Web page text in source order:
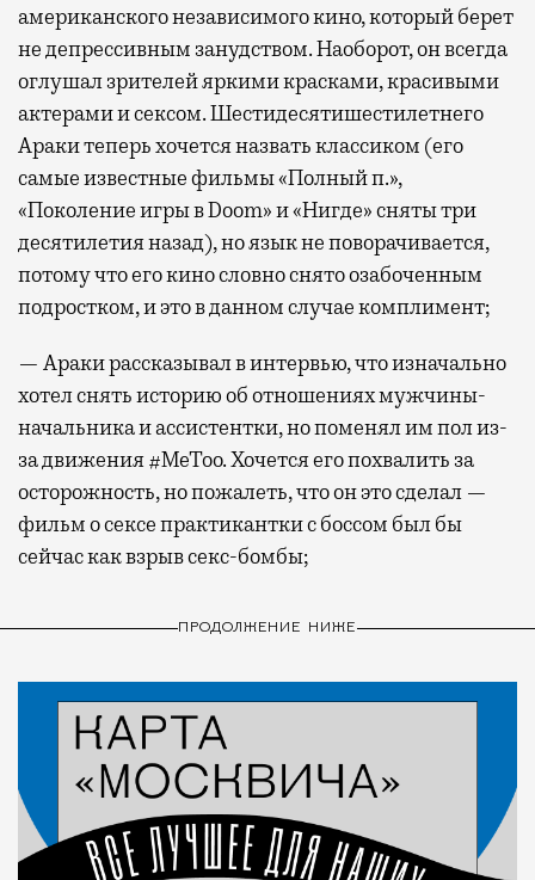
американского независимого кино, который берет
не депрессивным занудством. Наоборот, он всегда
оглушал зрителей яркими красками, красивыми
актерами и сексом. Шестидесятишестилетнего
Араки теперь хочется назвать классиком (его
самые известные фильмы «Полный п.»,
«Поколение игры в Doom» и «Нигде» сняты три
десятилетия назад), но язык не поворачивается,
потому что его кино словно снято озабоченным
подростком, и это в данном случае комплимент;
— Араки рассказывал в интервью, что изначально
хотел снять историю об отношениях мужчины-
начальника и ассистентки, но поменял им пол из-
за движения #MeToo. Хочется его похвалить за
осторожность, но пожалеть, что он это сделал —
фильм о сексе практикантки с боссом был бы
сейчас как взрыв секс-бомбы;
ПРОДОЛЖЕНИЕ НИЖЕ